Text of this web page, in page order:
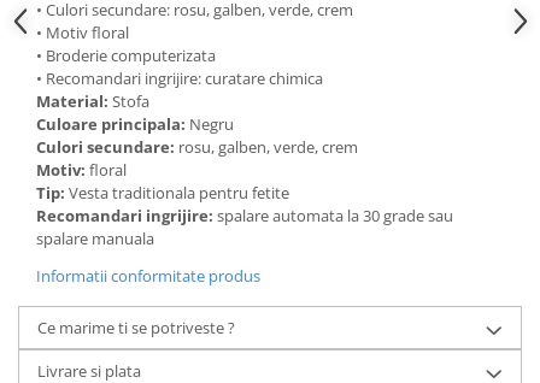
• Culori secundare: rosu, galben, verde, crem
• Motiv floral
• Broderie computerizata
• Recomandari ingrijire: curatare chimica
Material: Stofa
Culoare principala: Negru
Culori secundare: rosu, galben, verde, crem
Motiv: floral
Tip: Vesta traditionala pentru fetite
Recomandari ingrijire: spalare automata la 30 grade sau
spalare manuala
Informatii conformitate produs
Ce marime ti se potriveste ?
Livrare si plata